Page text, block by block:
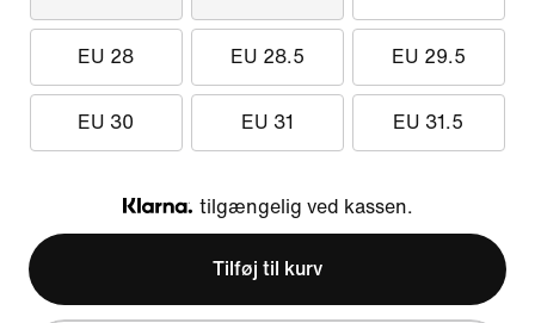
EU 28 EU 28.5 EU 29.5
EU 30 EU 31 EU 31.5
Klarna
tilgængelig ved kassen.
Tilføj til kurv